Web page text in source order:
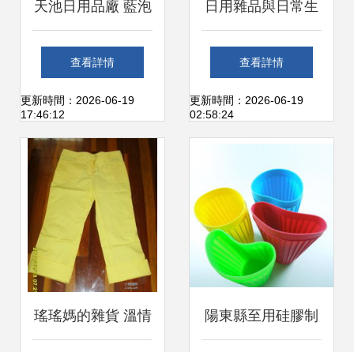
天池日用品廠 藍泡
泡品種多，批發首
選高品質日用雜品
查看詳情
更新時間：2026-06-19
17:46:12
日用雜品與日常生
活 中國日用雜品工
業協會的角色與展
望
查看詳情
更新時間：2026-06-19
02:58:24
瑤瑤媽的雜貨 溫情 陽東縣至用硅膠制